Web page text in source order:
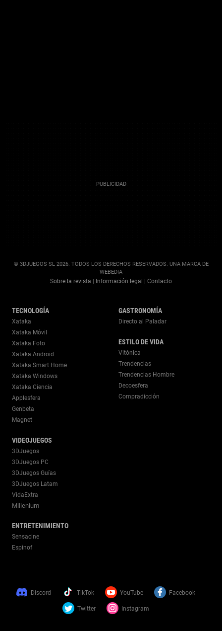
© 3DJUEGOS SL 2026. TODOS LOS DERECHOS RESERVADOS. UNA MARCA DE
WEBEDIA
Sobre la revista | Información legal | Contacto
TECNOLOGÍA
Xataka
Xataka Móvil
Xataka Foto
Xataka Android
Xataka Smart Home
Xataka Windows
Xataka Ciencia
Applesfera
Genbeta
Magnet
VIDEOJUEGOS
3DJuegos
3DJuegos PC
3DJuegos Guías
3DJuegos Latam
VidaExtra
Millenium
ENTRETENIMIENTO
Sensacine
Espinof
GASTRONOMÍA
Directo al Paladar
ESTILO DE VIDA
Vitónica
Trendencias
Trendencias Hombre
Decoesfera
Compradicción
Discord TikTok YouTube Facebook
Twitter Instagram